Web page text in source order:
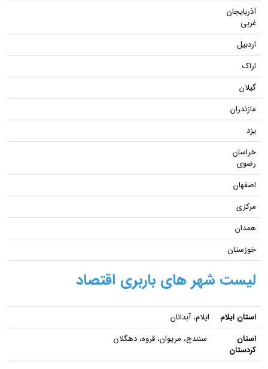
آذربایجان
غربی
اردبیل
اراک
گیلان
مازندران
یزد
خراسان
رضوی
اصفهان
مرکزی
همدان
خوزستان
لیست شهر های باربری اقتصاد
استان ایلام
ایلام، آبدانان
استان
کردستان
سنندج، مریوان، قروه، دهگلان